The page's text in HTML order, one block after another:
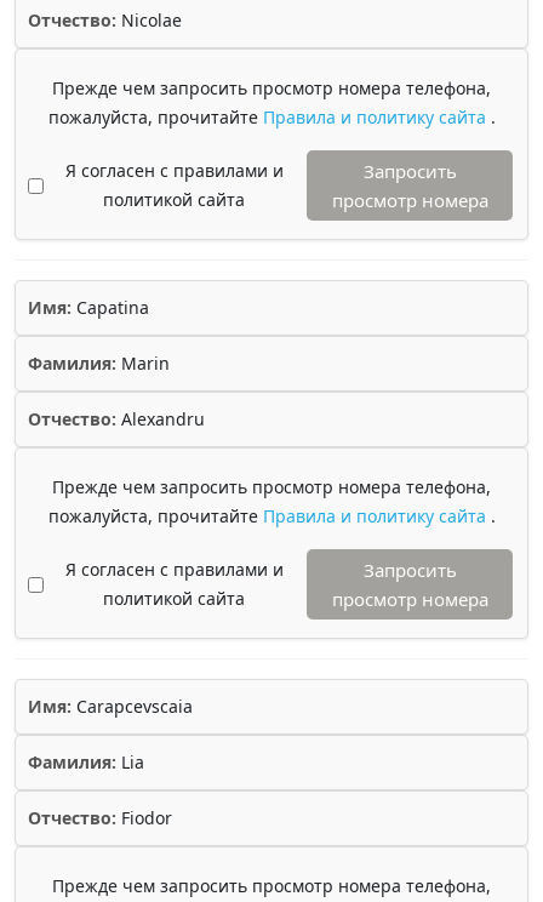
Отчество: Nicolae
Прежде чем запросить просмотр номера телефона,
пожалуйста, прочитайте Правила и политику сайта .
Я согласен с правилами и
политикой сайта
Запросить
просмотр номера
Имя: Capatina
Фамилия: Marin
Отчество: Alexandru
Прежде чем запросить просмотр номера телефона,
пожалуйста, прочитайте Правила и политику сайта .
Я согласен с правилами и
политикой сайта
Запросить
просмотр номера
Имя: Carapcevscaia
Фамилия: Lia
Отчество: Fiodor
Прежде чем запросить просмотр номера телефона,